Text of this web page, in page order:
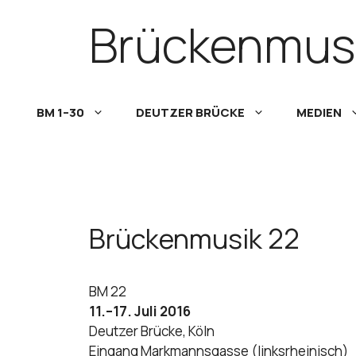
BM 1–30 DEUTZER BRÜCKE MEDIEN
Brückenmusik 22
BM 22
11.–17. Juli 2016
Deutzer Brücke, Köln
Eingang Markmannsgasse (linksrheinisch)